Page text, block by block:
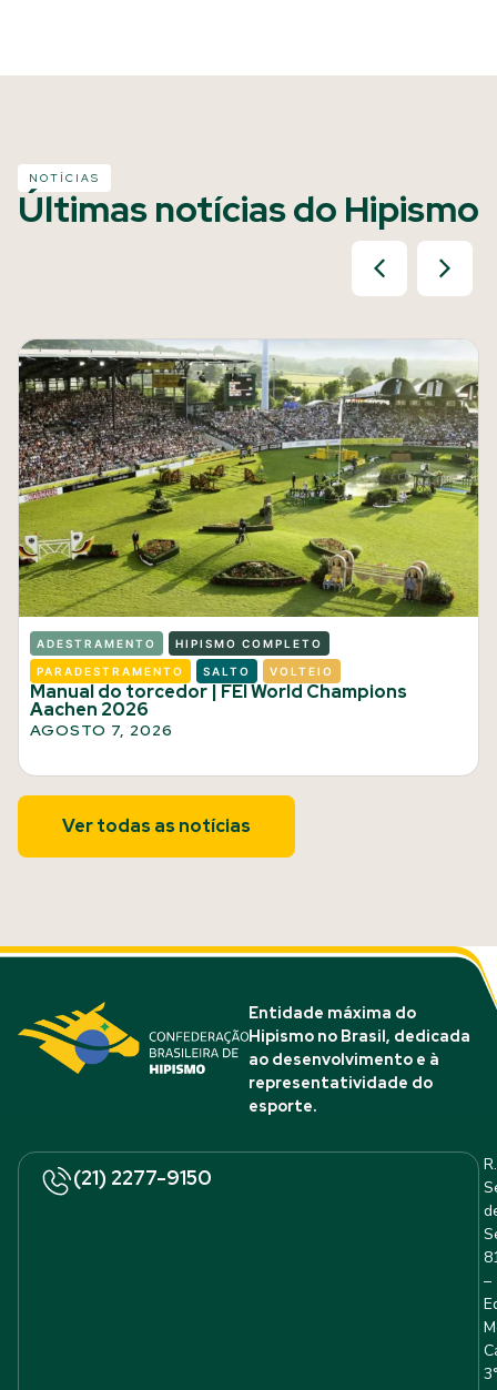
NOTÍCIAS
Últimas notícias do Hipismo
ADESTRAMENTO HIPISMO COMPLETO
PARADESTRAMENTO SALTO VOLTEIO
Manual do torcedor | FEI World Champions
Aachen 2026
AGOSTO 7, 2026
Ver todas as notícias
Entidade máxima do
Hipismo no Brasil, dedicada
ao desenvolvimento e à
representatividade do
esporte.
(21) 2277-9150
R.
–